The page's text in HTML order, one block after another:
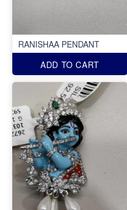
RANISHAA PENDANT
ADD TO CART